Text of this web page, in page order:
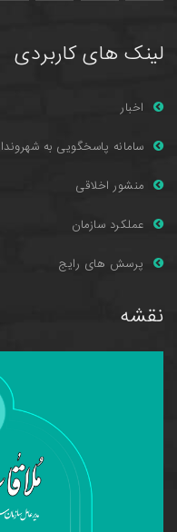
لینک های کاربردی
اخبار
سامانه پاسخگویی به
منشور اخلاقی
عملکرد سازمان
پرسش های رایج
نقشه